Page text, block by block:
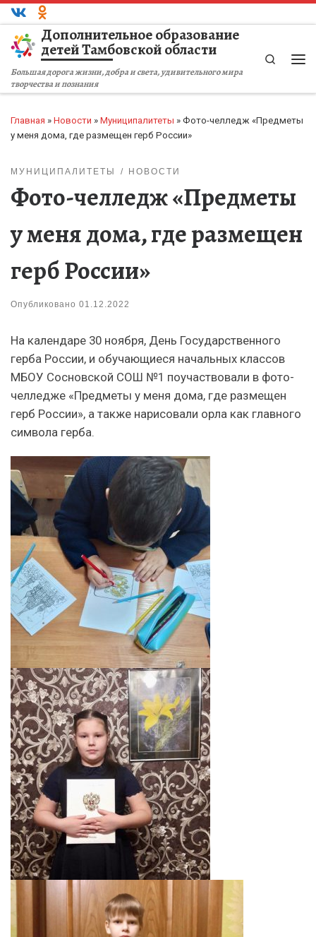
Перейти к содержимому
Дополнительное образование
детей Тамбовской области
Большая дорога жизни, добра и света, удивительного мира
творчества и познания
Search
Главная » Новости » Муниципалитеты » Фото-челледж «Предметы
у меня дома, где размещен герб России»
МУНИЦИПАЛИТЕТЫ НОВОСТИ
Фото-челледж «Предметы
у меня дома, где размещен
герб России»
Опубликовано 01.12.2022
На календаре 30 ноября, День Государственного
герба России, и обучающиеся начальных классов
МБОУ Сосновской СОШ №1 поучаствовали в фото-
челледже «Предметы у меня дома, где размещен
герб России», а также нарисовали орла как главного
символа герба.